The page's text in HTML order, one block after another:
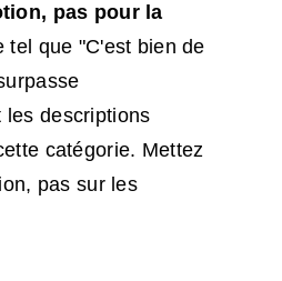
pas pour la
tel que "C'est bien de
les descriptions
catégorie. Mettez
pas sur les